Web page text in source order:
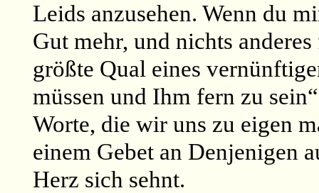
Leids anzusehen. Wenn du
Gut mehr, und nichts
größte Qual eines
müssen und Ihm fern zu
Worte, die wir uns zu eigen
einem Gebet an Denjenigen
Herz sich sehnt.